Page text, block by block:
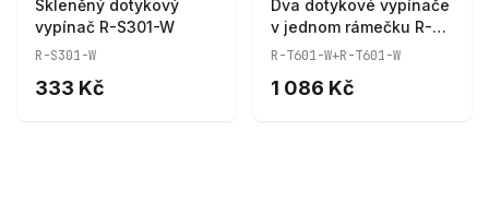
Skleněný dotykový
vypínač R-S301-W
R-S301-W
333 Kč
Dva dotykové vypínače
v jednom rámečku R-
T601-W+R-T601-W
R-T601-W+R-T601-W
1 086 Kč